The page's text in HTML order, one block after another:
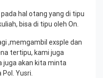
hal otang yang di tipu
bisa di tipu oleh On.
,memgambil exsple dan
tertipu, kami juga
juga akan kita minta
Yusri.